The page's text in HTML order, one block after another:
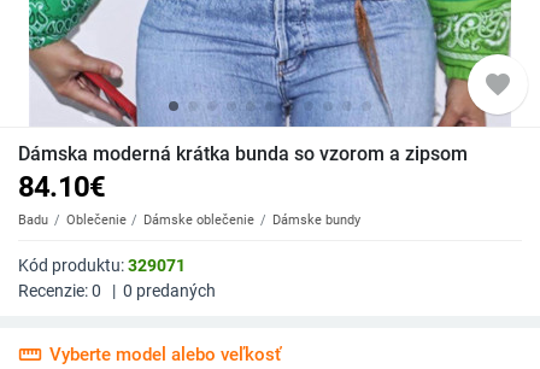
favorite
Dámska moderná krátka bunda so vzorom a zipsom
84.10€
Badu Oblečenie Dámske oblečenie Dámske bundy
Kód produktu:329071
Recenzie:0 | 0 predaných
straighten Vyberte model alebo veľkosť